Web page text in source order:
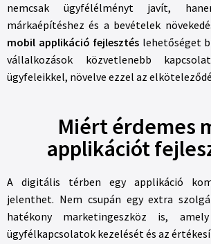
nemcsak ügyfélélményt javít,
márkaépítéshez és a bevételek
mobil applikáció fejlesztés lehetőséget
vállalkozások közvetlenebb
ügyfeleikkel, növelve ezzel az
Miért érdemes
applikációt
A digitális térben egy applikáció
jelenthet. Nem csupán egy extra
hatékony marketingeszköz is,
ügyfélkapcsolatok kezelését és az